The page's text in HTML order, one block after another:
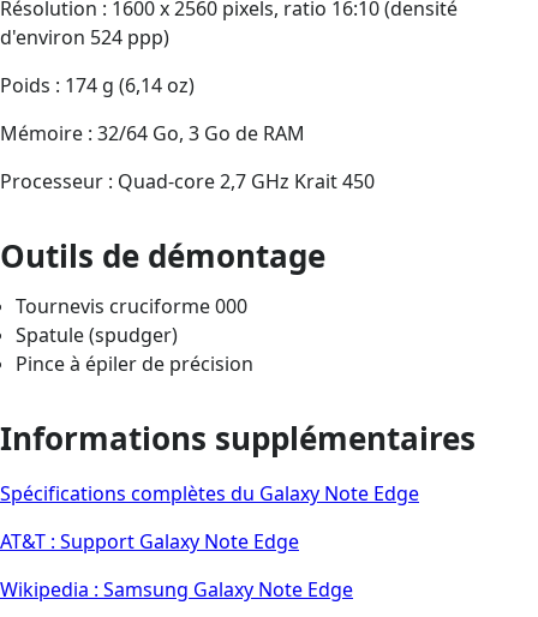
Résolution : 1600 x 2560 pixels, ratio 16:10 (densité
d'environ 524 ppp)
Poids : 174 g (6,14 oz)
Mémoire : 32/64 Go, 3 Go de RAM
Processeur : Quad-core 2,7 GHz Krait 450
Outils de démontage
Tournevis cruciforme 000
Spatule (spudger)
Pince à épiler de précision
Informations supplémentaires
Spécifications complètes du Galaxy Note Edge
AT&T : Support Galaxy Note Edge
Wikipedia : Samsung Galaxy Note Edge